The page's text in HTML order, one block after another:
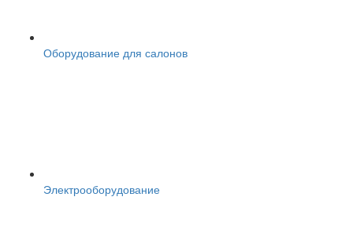
Оборудование для салонов
Электрооборудование